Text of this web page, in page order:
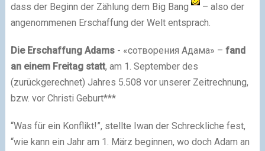
dass der Beginn der Zählung dem Big Bang
– also der
angenommenen Erschaffung der Welt entsprach.
Die Erschaffung Adams- «сотворения Адама» – fand
an einem Freitag statt, am 1. September des
(zurückgerechnet) Jahres 5.508 vor unserer Zeitrechnung,
bzw. vor Christi Geburt***
“Was für ein Konflikt!”, stellte Iwan der Schreckliche fest,
“wie kann ein Jahr am 1. März beginnen, wo doch Adam an